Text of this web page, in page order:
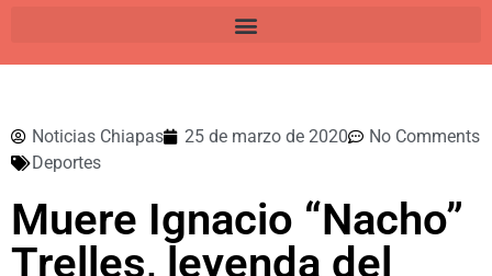
Noticias Chiapas 25 de marzo de 2020
No Comments
Deportes
Muere Ignacio “Nacho”
Trelles, leyenda del